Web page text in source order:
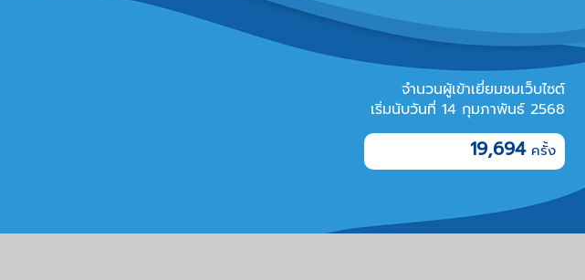
จำนวนผู้เข้าเยี่ยมชมเว็บไซต์
เริ่มนับวันที่ 14 กุมภาพันธ์ 2568
19,694